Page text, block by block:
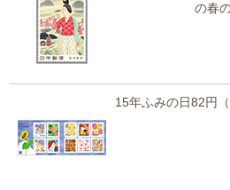
の春
15年ふみの日82円